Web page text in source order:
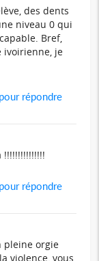
des dents
niveau 0 qui
Bref,
ivoirienne, je
répondre
!!!!!!!!!!!!!!!
répondre
pleine orgie
violence, vous